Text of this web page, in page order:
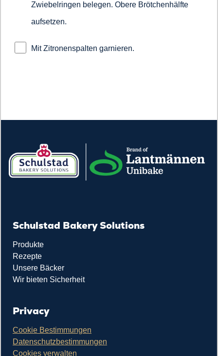
Zwiebelringen belegen. Obere Brötchenhälfte
aufsetzen.
Mit Zitronenspalten garnieren.
Schulstad Bakery Solutions
Produkte
Rezepte
Unsere Bäcker
Wir bieten Sicherheit
Privacy
Cookie Bestimmungen
Datenschutzbestimmungen
Cookies verwalten